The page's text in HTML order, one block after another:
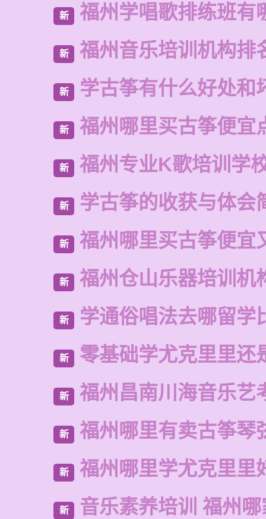
新 福州学唱歌排练班有
新 福州音乐培训机构排
新 学古筝有什么好处和
新 福州哪里买古筝便宜
新 福州专业K歌培训学
新 学古筝的收获与体会
新 福州哪里买古筝便宜
新 福州仓山乐器培训机
新 学通俗唱法去哪留学
新 零基础学尤克里里还
新 福州昌南川海音乐艺
新 福州哪里有卖古筝琴
新 福州哪里学尤克里里
新 音乐素养培训 福州